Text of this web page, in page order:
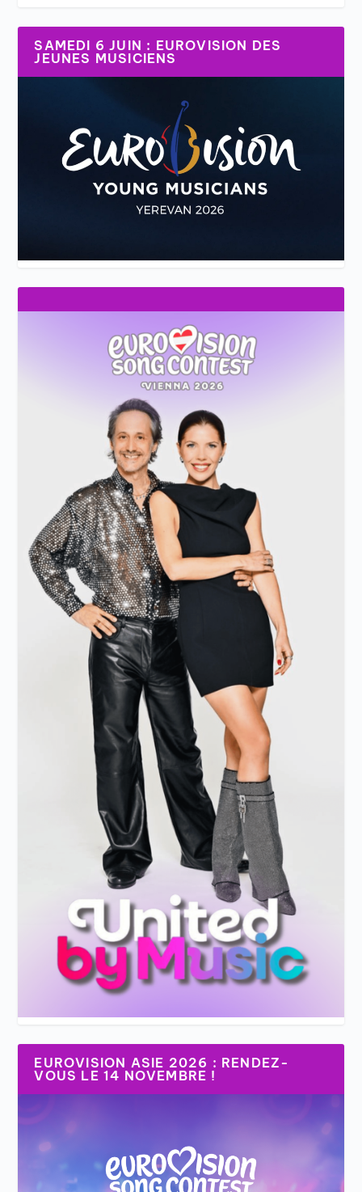
SAMEDI 6 JUIN : EUROVISION DES
JEUNES MUSICIENS
EUROVISION ASIE 2026 : RENDEZ-
VOUS LE 14 NOVEMBRE !